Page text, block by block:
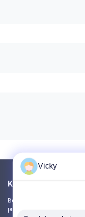
Kirimkan Kami
Beri tahu kami kebutuhan
produk terbaik dengan Anda.
Vicky